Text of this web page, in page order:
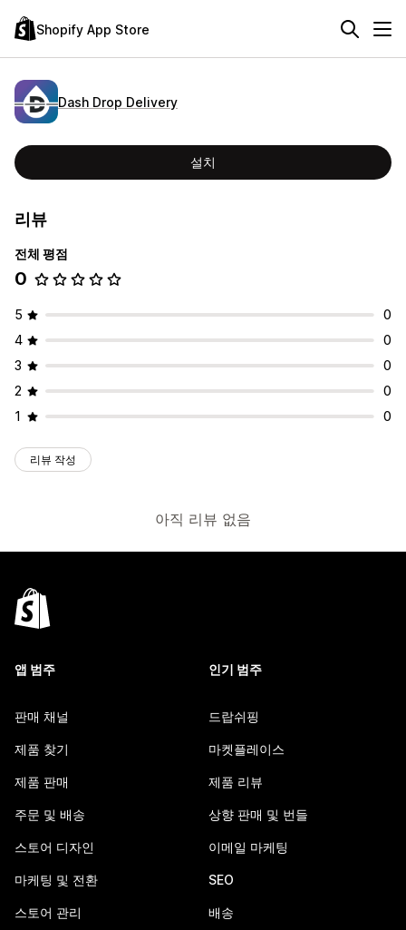
Shopify App Store
Dash Drop Delivery
설치
리뷰
전체 평점
0
5
0
4
0
3
0
2
0
1
0
리뷰 작성
아직 리뷰 없음
앱 범주
판매 채널
제품 찾기
제품 판매
주문 및 배송
스토어 디자인
마케팅 및 전환
스토어 관리
인기 범주
드랍쉬핑
마켓플레이스
제품 리뷰
상향 판매 및 번들
이메일 마케팅
SEO
배송